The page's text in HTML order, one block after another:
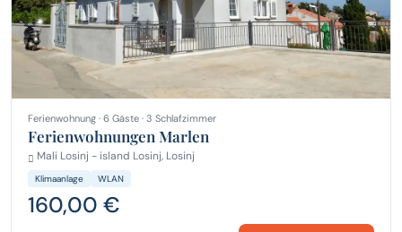
Ferienwohnung · 6 Gäste · 3 Schlafzimmer
Ferienwohnungen Marlen
Mali Losinj - island Losinj, Losinj
Klimaanlage WLAN
160,00 €